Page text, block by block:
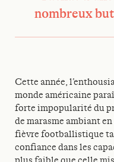
nombreux
Cette année,
monde américaine
forte impopularité du
de marasme ambiant
fièvre footballistique
confiance dans les